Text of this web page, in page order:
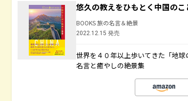
悠久の教えをひもとく中国の
BOOKS 旅の名言＆絶景
2022.12.15 発売
世界を４０年以上歩いてきた「地
名言と癒やしの絶景集